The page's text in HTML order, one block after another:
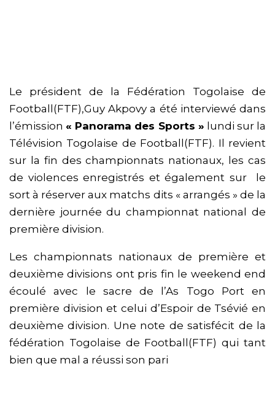
Le président de la Fédération Togolaise de
Football(FTF),Guy Akpovy a été interviewé dans
l’émission« Panorama des Sports » lundi sur la
Télévision Togolaise de Football(FTF). Il revient
sur la fin des championnats nationaux, les cas
de violences enregistrés et également sur le
sort à réserver aux matchs dits « arrangés » de la
dernière journée du championnat national de
première division.
Les championnats nationaux de première et
deuxième divisions ont pris fin le weekend end
écoulé avec le sacre de l’As Togo Port en
première division et celui d’Espoir de Tsévié en
deuxième division. Une note de satisfécit de la
fédération Togolaise de Football(FTF) qui tant
bien que mal a réussi son pari